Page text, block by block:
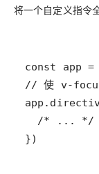
将一个自定义指令
})